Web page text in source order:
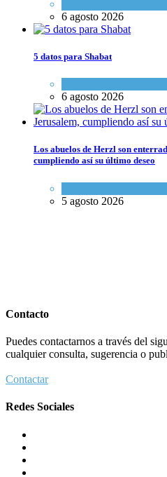
6 agosto 2026
5 datos para Shabat
6 agosto 2026
Los abuelos de Herzl son
cumpliendo así su último deseo
5 agosto 2026
Contacto
Puedes contactarnos a través del
cualquier consulta, sugerencia o
Contactar
Redes Sociales